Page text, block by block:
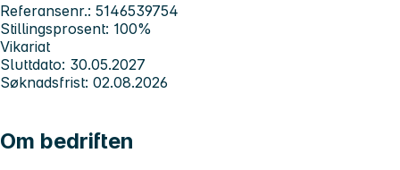
Referansenr.: 5146539754
Stillingsprosent: 100%
Vikariat
Sluttdato: 30.05.2027
Søknadsfrist: 02.08.2026
Om bedriften